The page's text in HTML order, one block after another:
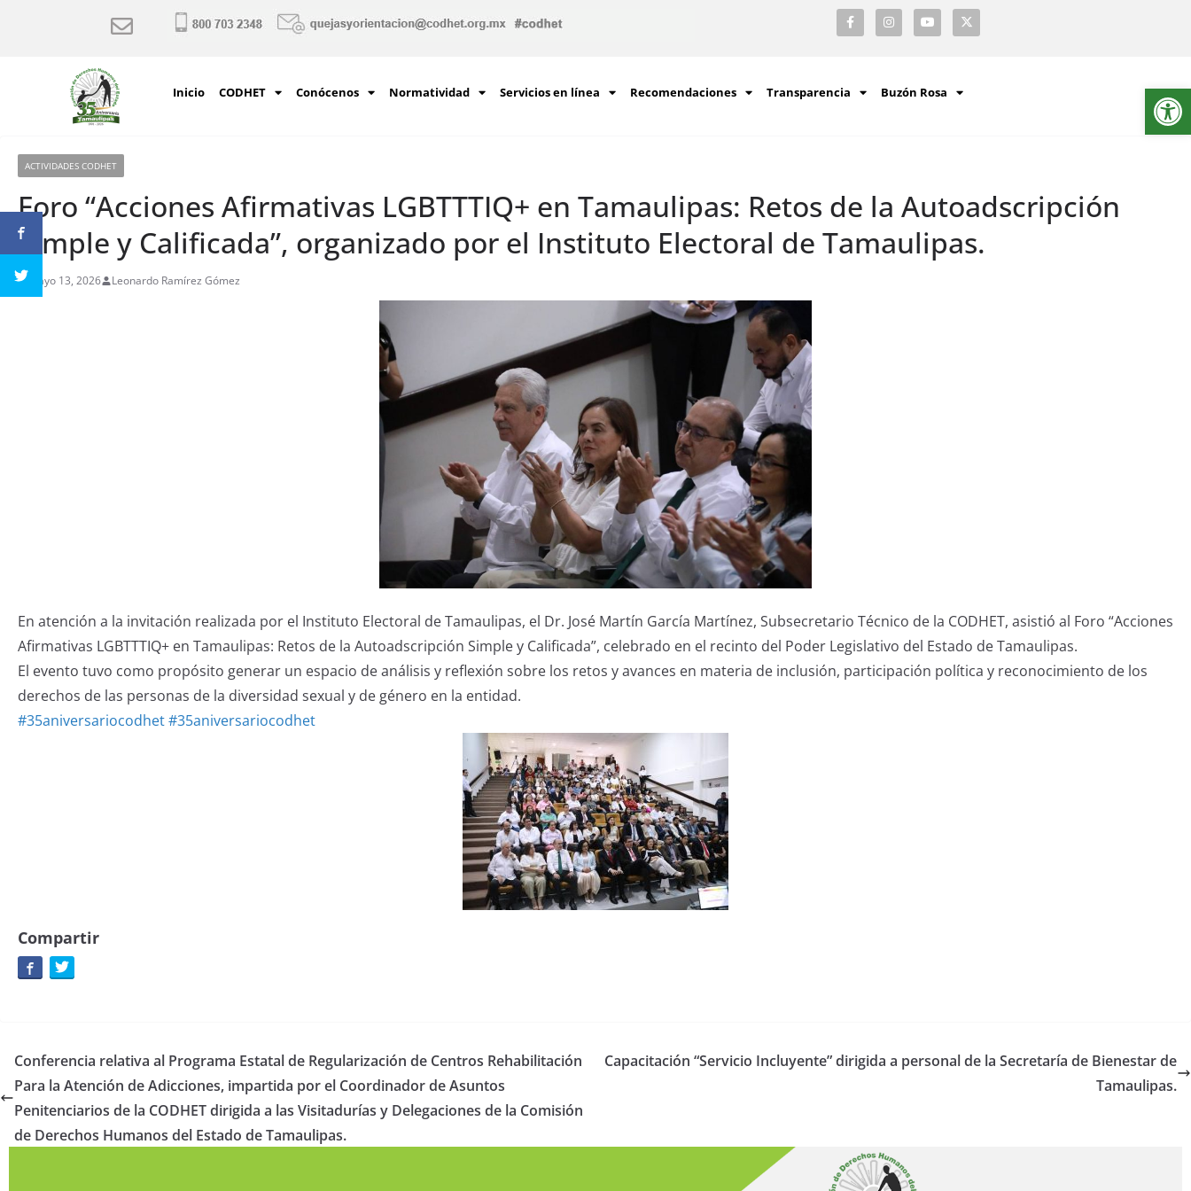
Inicio CODHET Conócenos Normatividad Servicios en línea Recomendaciones Transparencia Buzón Rosa
ACTIVIDADES CODHET
Foro “Acciones Afirmativas LGBTTTIQ+ en Tamaulipas: Retos de la Autoadscripción
Simple y Calificada”, organizado por el Instituto Electoral de Tamaulipas.
mayo 13, 2026 Leonardo Ramírez Gómez
En atención a la invitación realizada por el Instituto Electoral de Tamaulipas, el Dr. José Martín García Martínez, Subsecretario Técnico de la CODHET, asistió al Foro “Acciones
Afirmativas LGBTTTIQ+ en Tamaulipas: Retos de la Autoadscripción Simple y Calificada”, celebrado en el recinto del Poder Legislativo del Estado de Tamaulipas.
El evento tuvo como propósito generar un espacio de análisis y reflexión sobre los retos y avances en materia de inclusión, participación política y reconocimiento de los
derechos de las personas de la diversidad sexual y de género en la entidad.
#35aniversariocodhet#35aniversariocodhet
Compartir
Conferencia relativa al Programa Estatal de Regularización de Centros Rehabilitación
Para la Atención de Adicciones, impartida por el Coordinador de Asuntos
Penitenciarios de la CODHET dirigida a las Visitadurías y Delegaciones de la Comisión
de Derechos Humanos del Estado de Tamaulipas.
Capacitación “Servicio Incluyente” dirigida a personal de la Secretaría de Bienestar de
Tamaulipas.